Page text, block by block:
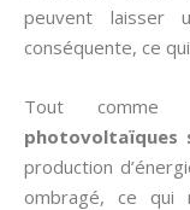
peuvent laisser
conséquente, ce
Tout
photovoltaïques
production
ombragé, ce qui